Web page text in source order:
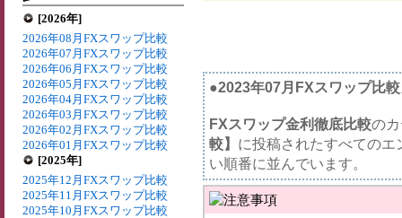
[2026年]
2026年08月FXスワップ比較
2026年07月FXスワップ比較
2026年06月FXスワップ比較
2026年05月FXスワップ比較
2026年04月FXスワップ比較
2026年03月FXスワップ比較
2026年02月FXスワップ比較
2026年01月FXスワップ比較
[2025年]
2025年12月FXスワップ比較
2025年11月FXスワップ比較
2025年10月FXスワップ比較
●2023年07月FXスワップ比
FXスワップ金利徹底比較の
較】 に投稿されたすべての
い順番に並んでいます。